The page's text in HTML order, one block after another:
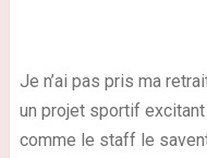
Je n’ai pas pris ma
un projet sportif
comme le staff le